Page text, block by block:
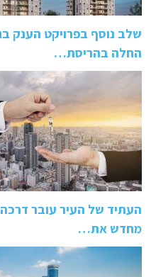
שלב נוסף בפרויקט הענק
החלה בהריסת…
העתיד של העיר עובר
מחדש את…